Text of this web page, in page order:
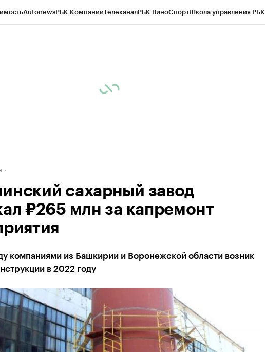
AutonewsРБК КомпанииТелеканалРБК ВиноСпортШкола управления РБК
сахарный завод
₽265 млн за капремонт
компаниями из Башкирии и Воронежской области возник
в 2022 году